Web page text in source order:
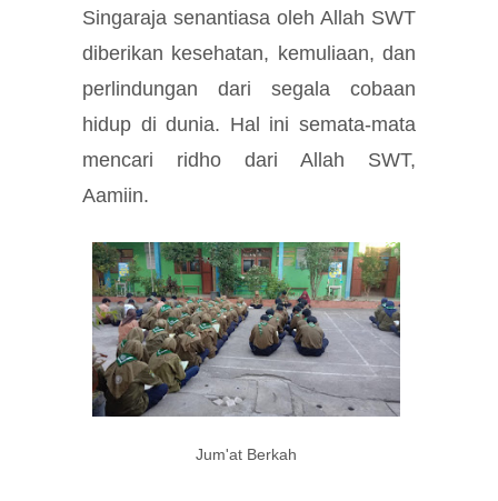
Singaraja senantiasa oleh Allah SWT
diberikan kesehatan, kemuliaan, dan
perlindungan dari segala cobaan
hidup di dunia. Hal ini semata-mata
mencari ridho dari Allah SWT,
Aamiin.
Jum'at Berkah